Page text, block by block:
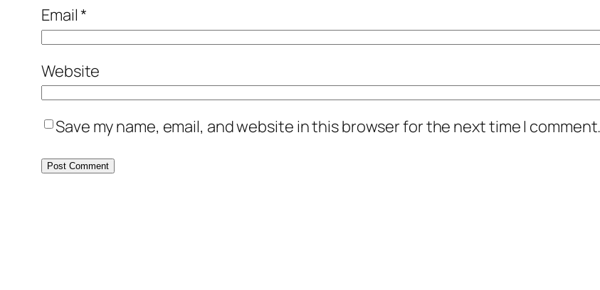
Email*
Website
Save my name, email, and website in this browser for the next time I comment.